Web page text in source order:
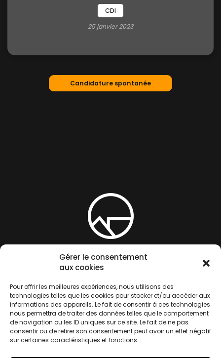
Gérer le consentement
aux cookies
Pour offrir les meilleures expériences, nous utilisons des
technologies telles que les cookies pour stocker et/ou accéder aux
informations des appareils. Le fait de consentir à ces technologies
nous permettra de traiter des données telles que le comportement
de navigation ou les ID uniques sur ce site. Le fait de ne pas
consentir ou de retirer son consentement peut avoir un effet négatif
sur certaines caractéristiques et fonctions.
CDI
25 janvier 2023
Candidature spontanée
Alto
Vos toits